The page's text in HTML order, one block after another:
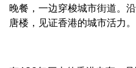
晚餐，一边穿梭城市街道。
唐楼，见证香港的城市活力。